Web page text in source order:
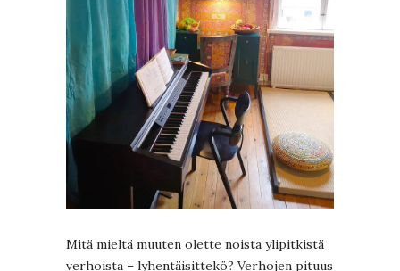
Mitä mieltä muuten olette noista ylipitkistä
verhoista – lyhentäisittekö? Verhojen pituus